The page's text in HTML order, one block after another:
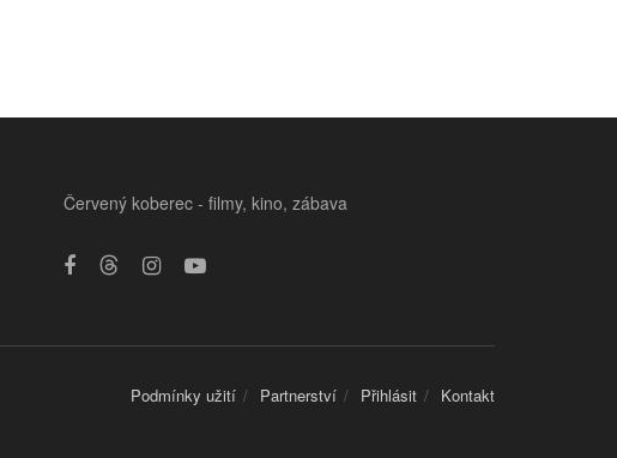
Červený koberec - filmy, kino, zábava
Podmínky užití Partnerství Přihlásit Kontakt